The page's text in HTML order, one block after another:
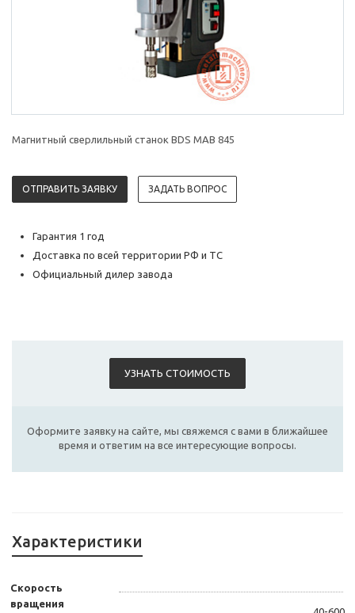
Магнитный сверлильный станок BDS MAB 845
ОТПРАВИТЬ ЗАЯВКУ ЗАДАТЬ ВОПРОС
Гарантия 1 год
Доставка по всей территории РФ и ТС
Официальный дилер завода
УЗНАТЬ СТОИМОСТЬ
Оформите заявку на сайте, мы свяжемся с вами в ближайшее
время и ответим на все интересующие вопросы.
Характеристики
Скорость
вращения